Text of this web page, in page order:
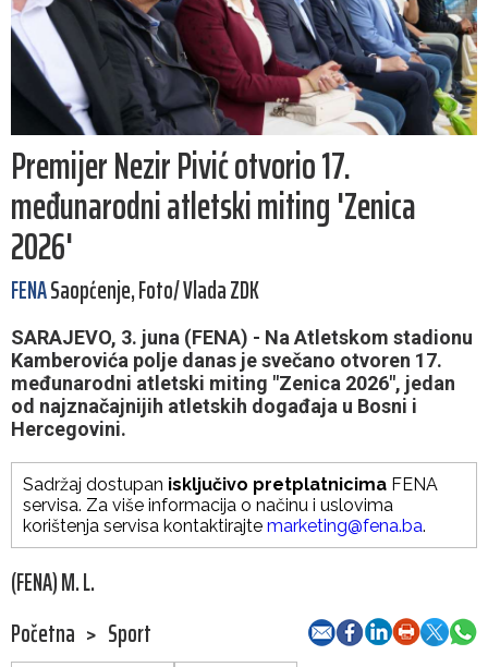
Premijer Nezir Pivić otvorio 17.
međunarodni atletski miting 'Zenica
2026'
FENASaopćenje, Foto/ Vlada ZDK
SARAJEVO, 3. juna (FENA) - Na Atletskom stadionu
Kamberovića polje danas je svečano otvoren 17.
međunarodni atletski miting "Zenica 2026", jedan
od najznačajnijih atletskih događaja u Bosni i
Hercegovini.
Sadržaj dostupan isključivo pretplatnicima FENA
servisa. Za više informacija o načinu i uslovima
korištenja servisa kontaktirajte marketing@fena.ba.
(FENA) M. L.
Početna > Sport